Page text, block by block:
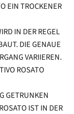
EIN TROCKENER
IN DER REGEL
DIE GENAUE
VARIIEREN.
ROSATO
GETRUNKEN
IST IN DER